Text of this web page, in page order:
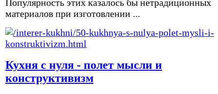
Популярность этих казалось бы нетрадиционных
материалов при изготовлении ...
Кухня с нуля - полет мысли и
конструктивизм